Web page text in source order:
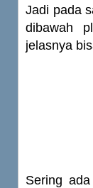
Jadi pada
dibawah
jelasnya
Sering